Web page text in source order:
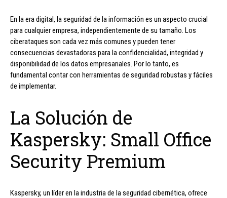
En la era digital, la seguridad de la información es un aspecto crucial
para cualquier empresa, independientemente de su tamaño. Los
ciberataques son cada vez más comunes y pueden tener
consecuencias devastadoras para la confidencialidad, integridad y
disponibilidad de los datos empresariales. Por lo tanto, es
fundamental contar con herramientas de seguridad robustas y fáciles
de implementar.
La Solución de
Kaspersky: Small Office
Security Premium
Kaspersky, un líder en la industria de la seguridad cibernética, ofrece